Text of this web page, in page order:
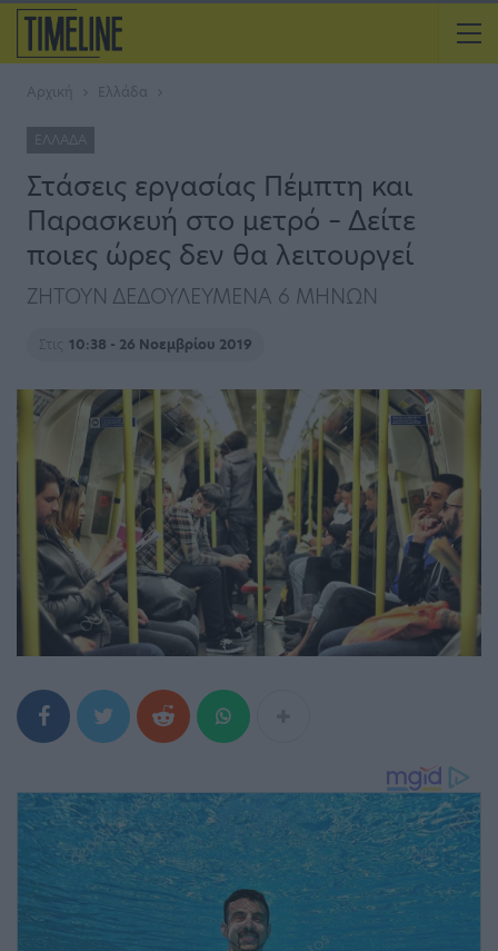
Αρχική Ελλάδα
ΕΛΛΆΔΑ
Στάσεις εργασίας Πέμπτη και
Παρασκευή στο μετρό – Δείτε
ποιες ώρες δεν θα λειτουργεί
ΖΗΤΟΥΝ ΔΕΔΟΥΛΕΥΜΕΝΑ 6 ΜΗΝΩΝ
Στις 10:38 - 26 Νοεμβρίου 2019